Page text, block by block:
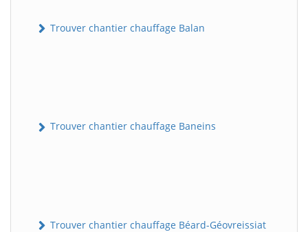
Trouver chantier chauffage Balan
Trouver chantier chauffage Baneins
Trouver chantier chauffage Béard-Géovreissiat